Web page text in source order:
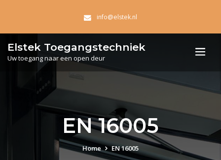
info@elstek.nl
Elstek Toegangstechniek
Uw toegang naar een open deur
EN 16005
Home EN 16005